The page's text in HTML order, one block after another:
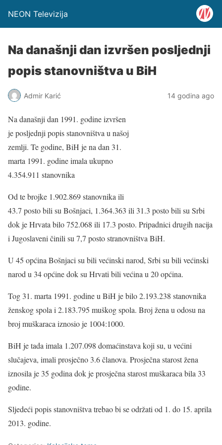
NEON Televizija
Na današnji dan izvršen posljednji
popis stanovništva u BiH
Admir Karić 14 godina ago
Na današnji dan 1991. godine izvršen
je posljednji popis stanovništva u našoj
zemlji. Te godine, BiH je na dan 31.
marta 1991. godine imala ukupno
4.354.911 stanovnika
Od te brojke 1.902.869 stanovnika ili
43.7 posto bili su Bošnjaci, 1.364.363 ili 31.3 posto bili su Srbi
dok je Hrvata bilo 752.068 ili 17.3 posto. Pripadnici drugih nacija
i Jugoslaveni činili su 7,7 posto stranovništva BiH.
U 45 općina Bošnjaci su bili većinski narod, Srbi su bili većinski
narod u 34 općine dok su Hrvati bili većina u 20 općina.
Tog 31. marta 1991. godine u BiH je bilo 2.193.238 stanovnika
ženskog spola i 2.183.795 muškog spola. Broj žena u odosu na
broj muškaraca iznosio je 1004:1000.
BiH je tada imala 1.207.098 domaćinstava koji su, u većini
slučajeva, imali prosječno 3.6 članova. Prosječna starost žena
iznosila je 35 godina dok je prosječna starost muškaraca bila 33
godine.
Sljedeći popis stanovništva trebao bi se održati od 1. do 15. aprila
2013. godine.